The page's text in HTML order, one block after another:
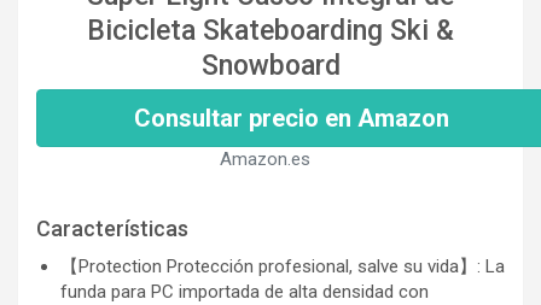
Bicicleta Skateboarding Ski &
Snowboard
Consultar precio en Amazon
Amazon.es
Características
【Protection Protección profesional, salve su vida】: La
funda para PC importada de alta densidad con